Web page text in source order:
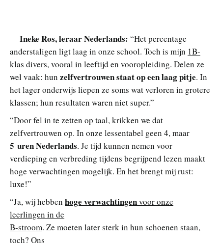
Ineke Ros, leraar Nederlands: “Het percentage
anderstaligen ligt laag in onze school. Toch is mijn 1B-
klas divers, vooral in leeftijd en vooropleiding. Delen ze
wel vaak: hun zelfvertrouwen staat op een laag pitje. In
het lager onderwijs liepen ze soms wat verloren in grotere
klassen; hun resultaten waren niet super.”
“Door fel in te zetten op taal, krikken we dat
zelfvertrouwen op. In onze lessentabel geen 4, maar
5 uren Nederlands. Je tijd kunnen nemen voor
verdieping en verbreding tijdens begrijpend lezen maakt
hoge verwachtingen mogelijk. En het brengt mij rust:
luxe!”
“Ja, wij hebben hoge verwachtingenvoor onze
leerlingen in de
B-stroom. Ze moeten later sterk in hun schoenen staan,
toch? Ons